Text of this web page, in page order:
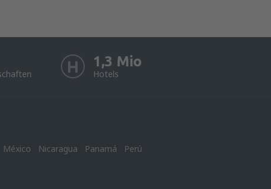
1,3 Mio
Hotels
México Nicaragua Panamá
Perú